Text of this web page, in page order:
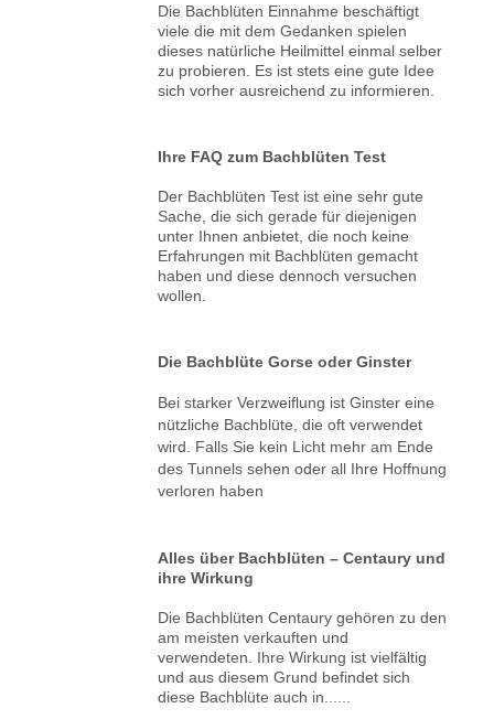
Die Bachblüten Einnahme beschäftigt
viele die mit dem Gedanken spielen
dieses natürliche Heilmittel einmal selber
zu probieren. Es ist stets eine gute Idee
sich vorher ausreichend zu informieren.
Ihre FAQ zum Bachblüten Test
Der Bachblüten Test ist eine sehr gute
Sache, die sich gerade für diejenigen
unter Ihnen anbietet, die noch keine
Erfahrungen mit Bachblüten gemacht
haben und diese dennoch versuchen
wollen.
Die Bachblüte Gorse oder Ginster
Bei starker Verzweiflung ist Ginster eine
nützliche Bachblüte, die oft verwendet
wird. Falls Sie kein Licht mehr am Ende
des Tunnels sehen oder all Ihre Hoffnung
verloren haben
Alles über Bachblüten – Centaury und
ihre Wirkung
Die Bachblüten Centaury gehören zu den
am meisten verkauften und
verwendeten. Ihre Wirkung ist vielfältig
und aus diesem Grund befindet sich
diese Bachblüte auch in......